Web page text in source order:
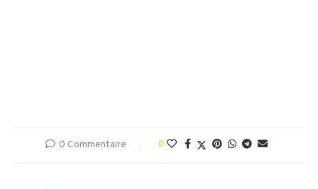
0 Commentaire 0